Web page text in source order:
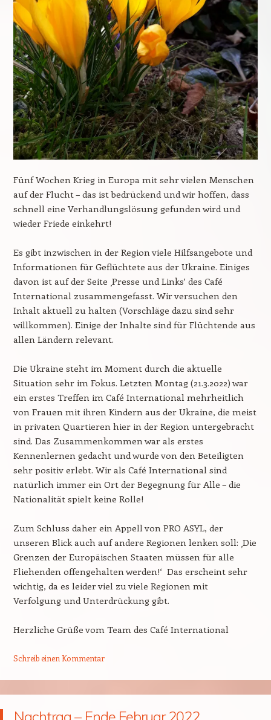
Fünf Wochen Krieg in Europa mit sehr vielen Menschen
auf der Flucht – das ist bedrückend und wir hoffen, dass
schnell eine Verhandlungslösung gefunden wird und
wieder Friede einkehrt!
Es gibt inzwischen in der Region viele Hilfsangebote und
Informationen für Geflüchtete aus der Ukraine. Einiges
davon ist auf der Seite ‚Presse und Links‘ des Café
International zusammengefasst. Wir versuchen den
Inhalt aktuell zu halten (Vorschläge dazu sind sehr
willkommen). Einige der Inhalte sind für Flüchtende aus
allen Ländern relevant.
Die Ukraine steht im Moment durch die aktuelle
Situation sehr im Fokus. Letzten Montag (21.3.2022) war
ein erstes Treffen im Café International mehrheitlich
von Frauen mit ihren Kindern aus der Ukraine, die meist
in privaten Quartieren hier in der Region untergebracht
sind. Das Zusammenkommen war als erstes
Kennenlernen gedacht und wurde von den Beteiligten
sehr positiv erlebt. Wir als Café International sind
natürlich immer ein Ort der Begegnung für Alle – die
Nationalität spielt keine Rolle!
Zum Schluss daher ein Appell von PRO ASYL, der
unseren Blick auch auf andere Regionen lenken soll: ‚Die
Grenzen der Europäischen Staaten müssen für alle
Fliehenden offengehalten werden!‘ Das erscheint sehr
wichtig, da es leider viel zu viele Regionen mit
Verfolgung und Unterdrückung gibt.
Herzliche Grüße vom Team des Café International
Schreib einen Kommentar
Nachtrag – Ende Februar 2022